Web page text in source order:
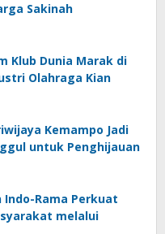
Sakinah
Klub Dunia Marak di
Olahraga Kian
Kemampo Jadi
untuk Penghijauan
Indo-Rama Perkuat
melalui